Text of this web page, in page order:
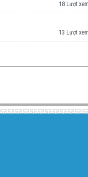
18 Lượt xem
13 Lượt xem